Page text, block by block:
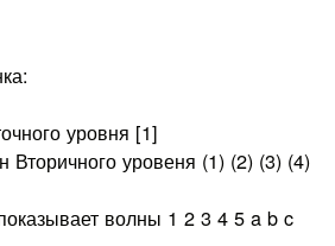
уровня [1]
Вторичного уровеня (1) (2) (3) (4)
волны 1 2 3 4 5 a b c